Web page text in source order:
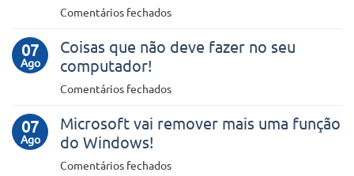
no
smartphone
Comentários fechadosem
lança
a
da
07
Ago
Coisas que não deve fazer no seu
computador!
Comentários fechadosem
que
07
Ago
Microsoft vai remover mais uma função
do Windows!
Comentários fechadosem